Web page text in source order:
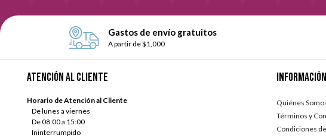
Gastos de envío gratuitos
A partir de $1,000
Atención al cliente
Horario de Atención al Cliente
De lunes a viernes
De 08:00 a 15:00
Ininterrumpido
Información
Quiénes
Términos y
Condiciones